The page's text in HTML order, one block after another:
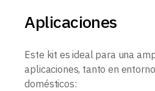
Aplicaciones
Este kit es ideal para una
aplicaciones, tanto en
domésticos: